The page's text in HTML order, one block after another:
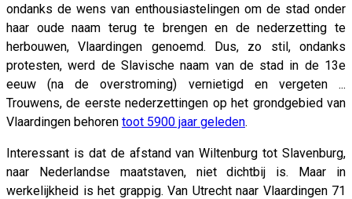
ondanks de wens van enthousiastelingen om de stad onder
haar oude naam terug te brengen en de nederzetting te
herbouwen, Vlaardingen genoemd. Dus, zo stil, ondanks
protesten, werd de Slavische naam van de stad in de 13e
eeuw (na de overstroming) vernietigd en vergeten ...
Trouwens, de eerste nederzettingen op het grondgebied van
Vlaardingen behoren toot 5900 jaar geleden.
Interessant is dat de afstand van Wiltenburg tot Slavenburg,
naar Nederlandse maatstaven, niet dichtbij is. Maar in
werkelijkheid is het grappig. Van Utrecht naar Vlaardingen 71